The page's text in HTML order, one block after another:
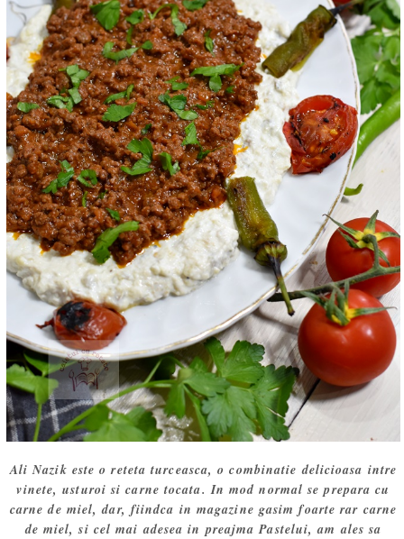
Ali Nazik este o reteta turceasca, o combinatie delicioasa intre
vinete, usturoi si carne tocata. In mod normal se prepara cu
carne de miel, dar, fiindca in magazine gasim foarte rar carne
de miel, si cel mai adesea in preajma Pastelui, am ales sa